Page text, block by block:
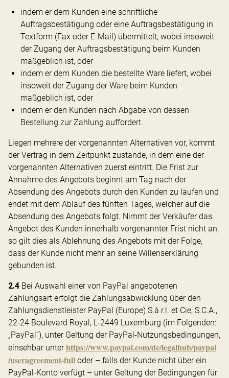
indem er dem Kunden eine schriftliche
Auftragsbestätigung oder eine Auftragsbestätigung in
Textform (Fax oder E-Mail) übermittelt, wobei insoweit
der Zugang der Auftragsbestätigung beim Kunden
maßgeblich ist, oder
indem er dem Kunden die bestellte Ware liefert, wobei
insoweit der Zugang der Ware beim Kunden
maßgeblich ist, oder
indem er den Kunden nach Abgabe von dessen
Bestellung zur Zahlung auffordert.
Liegen mehrere der vorgenannten Alternativen vor, kommt
der Vertrag in dem Zeitpunkt zustande, in dem eine der
vorgenannten Alternativen zuerst eintritt. Die Frist zur
Annahme des Angebots beginnt am Tag nach der
Absendung des Angebots durch den Kunden zu laufen und
endet mit dem Ablauf des fünften Tages, welcher auf die
Absendung des Angebots folgt. Nimmt der Verkäufer das
Angebot des Kunden innerhalb vorgenannter Frist nicht an,
so gilt dies als Ablehnung des Angebots mit der Folge,
dass der Kunde nicht mehr an seine Willenserklärung
gebunden ist.
2.4 Bei Auswahl einer von PayPal angebotenen
Zahlungsart erfolgt die Zahlungsabwicklung über den
Zahlungsdienstleister PayPal (Europe) S.à r.l. et Cie, S.C.A.,
22-24 Boulevard Royal, L-2449 Luxemburg (im Folgenden:
„PayPal“), unter Geltung der PayPal-Nutzungsbedingungen,
einsehbar unterhttps://www.paypal.com/de/legalhub/paypal
/useragreement-full oder – falls der Kunde nicht über ein
PayPal-Konto verfügt – unter Geltung der Bedingungen für